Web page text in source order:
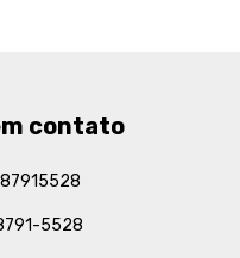
contato
5528